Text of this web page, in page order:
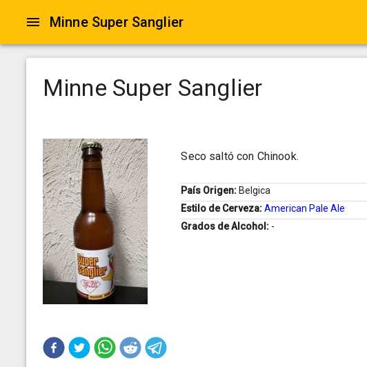
Minne Super Sanglier
Minne Super Sanglier
Seco saltó con Chinook.
País Origen: Belgica
Estilo de Cerveza:American Pale Ale
Grados de Alcohol: -